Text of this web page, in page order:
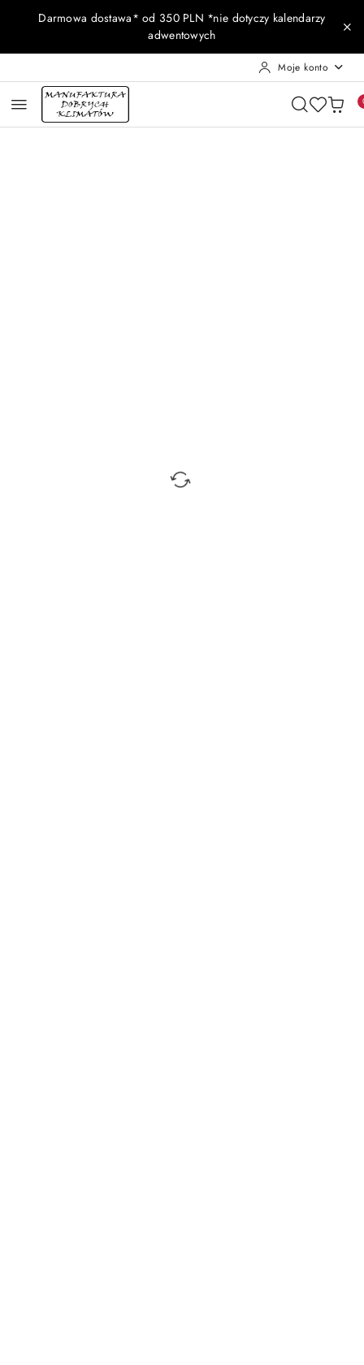
Przejdź do treści głównej
Przejdź do wyszukiwarki
Przejdź do moje konto
Przejdź do menu głównego
Przejdź do opisu produktu
Przejdź do stopki
Darmowa dostawa* od 350 PLN *nie dotyczy kalendarzy
adwentowych
Moje konto